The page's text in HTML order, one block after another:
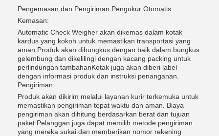
Pengemasan dan Pengiriman Pengukur Otomatis
Kemasan:
Automatic Check Weigher akan dikemas dalam kotak
kardus yang kokoh untuk memastikan transportasi yang
aman.Produk akan dibungkus dengan baik dalam bungkus
gelembung dan dikelilingi dengan kacang packing untuk
perlindungan tambahanKotak juga akan diberi label
dengan informasi produk dan instruksi penanganan.
Pengiriman:
Produk akan dikirim melalui layanan kurir terkemuka untuk
memastikan pengiriman tepat waktu dan aman. Biaya
pengiriman akan dihitung berdasarkan berat dan tujuan
paket.Pelanggan juga dapat memilih metode pengiriman
yang mereka sukai dan memberikan nomor rekening